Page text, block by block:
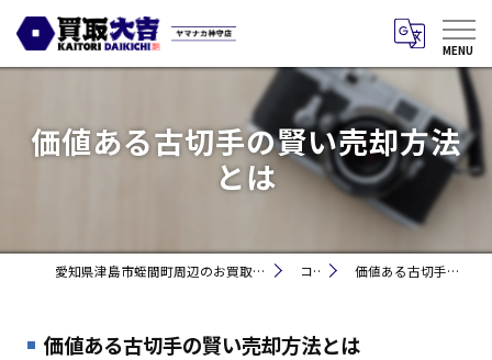
価値ある古切手の賢い売却方法
とは
愛知県津島市蛭間町周辺のお買取りなら買取大吉 ヤマナカ神守店 コラム 価値ある古切手の賢い売却方法とは
価値ある古切手の賢い売却方法とは